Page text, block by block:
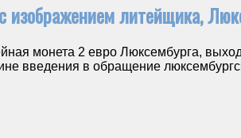
изображением литейщика,
монета 2 евро Люксембурга,
введения в обращение